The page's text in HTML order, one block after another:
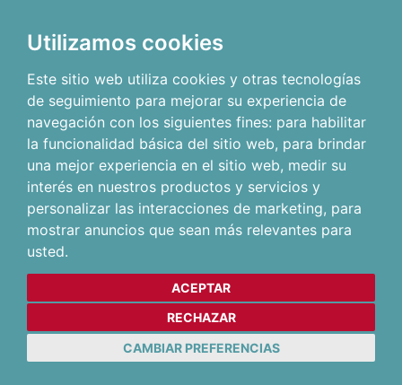
Utilizamos cookies
Este sitio web utiliza cookies y otras tecnologías
de seguimiento para mejorar su experiencia de
navegación con los siguientes fines: para habilitar
la funcionalidad básica del sitio web, para brindar
una mejor experiencia en el sitio web, medir su
interés en nuestros productos y servicios y
personalizar las interacciones de marketing, para
mostrar anuncios que sean más relevantes para
usted.
ACEPTAR
RECHAZAR
CAMBIAR PREFERENCIAS